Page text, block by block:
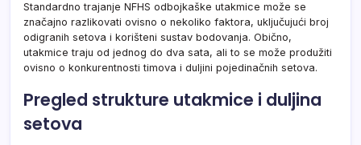
Standardno trajanje NFHS odbojkaške utakmice može se
značajno razlikovati ovisno o nekoliko faktora, uključujući broj
odigranih setova i korišteni sustav bodovanja. Obično,
utakmice traju od jednog do dva sata, ali to se može produžiti
ovisno o konkurentnosti timova i duljini pojedinačnih setova.
Pregled strukture utakmice i duljina
setova